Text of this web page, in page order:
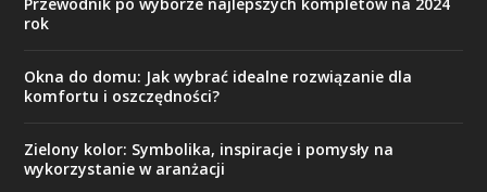
Przewodnik po wyborze najlepszych kompletów na 2024
rok
Okna do domu: Jak wybrać idealne rozwiązanie dla
komfortu i oszczędności?
Zielony kolor: Symbolika, inspiracje i pomysły na
wykorzystanie w aranżacji